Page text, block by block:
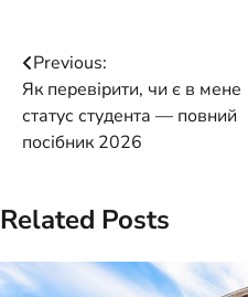
Post
navigation
Previous:
Як перевірити, чи є в мене
статус студента — повний
посібник 2026
Related Posts